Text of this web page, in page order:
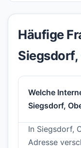
Häufige
Siegsdorf,
Welche
Siegsdorf,
In Siegsdorf,
Adresse